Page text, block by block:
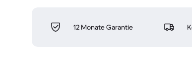
12 Monate Garantie